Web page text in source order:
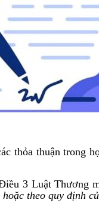
thuận trong
3 Luật Thương
theo quy định